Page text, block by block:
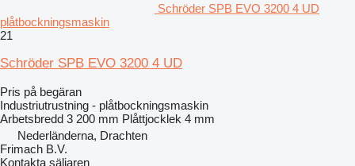
Schröder SPB EVO 3200 4 UD
plåtbockningsmaskin
21
Schröder SPB EVO 3200 4 UD
Pris på begäran
Industriutrustning - plåtbockningsmaskin
Arbetsbredd 3 200 mm Plåttjocklek 4 mm
Nederländerna, Drachten
Frimach B.V.
Kontakta säljaren